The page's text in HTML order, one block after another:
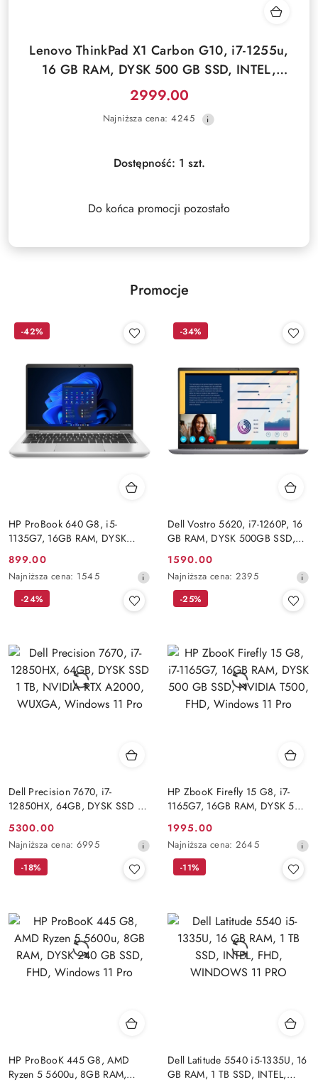
Lenovo ThinkPad X1 Carbon G10, i7-1255u,
16 GB RAM, DYSK 500 GB SSD, INTEL,
WUXGA, WINDOWS 11 PRO
Cena
promocyjna:
2999.00
Najniższa
dni
Najniższa cena: 4245
Dostępność: 1 szt.
Do końca promocji pozostało
Promocje
HP ProBook 640 G8, i5-
1135G7, 16GB RAM, DYSK
Windows 11 Pro
Cena
promocyjna:
899.00
Najniższa
cena
obniżką
Najniższa cena: 1545
-42%
Dell Vostro 5620, i7-1260P, 16
GB RAM, DYSK 500GB SSD,
PRO
Cena
promocyjna:
1590.00
Najniższa
cena
obniżką
Najniższa cena: 2395
-34%
Dell Precision 7670, i7-
12850HX, 64GB, DYSK SSD 1
WUXGA, Windows 11 Pro
Cena
promocyjna:
5300.00
Najniższa
cena
obniżką
Najniższa cena: 6995
-24%
HP ZbooK Firefly 15 G8, i7-
1165G7, 16GB RAM, DYSK 500
Windows 11 Pro
Cena
promocyjna:
1995.00
Najniższa
cena
obniżką
Najniższa cena: 2645
-25%
HP ProBooK 445 G8, AMD
Ryzen 5 5600u, 8GB RAM,
-18%
Dell Latitude 5540 i5-1335U, 16
GB RAM, 1 TB SSD, INTEL,
-11%